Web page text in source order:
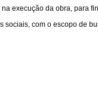
execução da obra, para
com o escopo de